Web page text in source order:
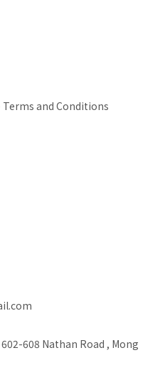
and Conditions
608 Nathan Road , Mong